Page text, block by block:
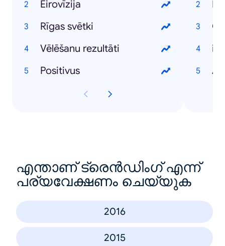
Eirovīzija
Rīgas svētki
Vēlēšanu rezultāti
Positivus
എന്താണ് ട്രെൻഡിംഗ് എന്ന്
പര്യവേക്ഷണം ചെയ്യുക
2016
2015